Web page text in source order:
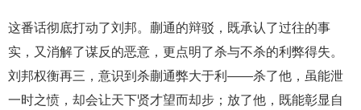
这番话彻底打动了刘邦。蒯通的辩驳，既承认了过往的事
实，又消解了谋反的恶意，更点明了杀与不杀的利弊得失。
刘邦权衡再三，意识到杀蒯通弊大于利——杀了他，虽能泄
一时之愤，却会让天下贤才望而却步；放了他，既能彰显自